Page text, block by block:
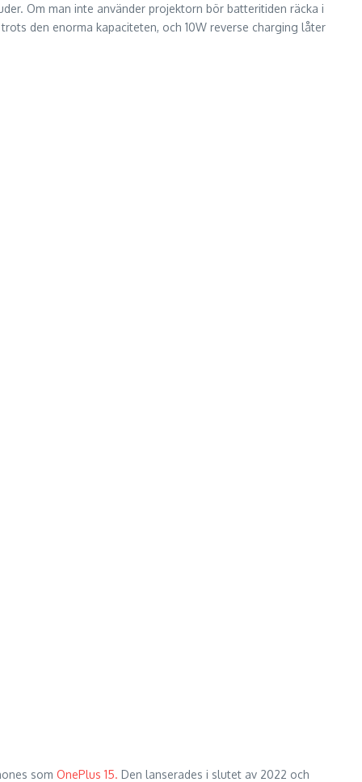
Om man inte använder projektorn bör batteritiden räcka i
den enorma kapaciteten, och 10W reverse charging låter
som OnePlus 15. Den lanserades i slutet av 2022 och